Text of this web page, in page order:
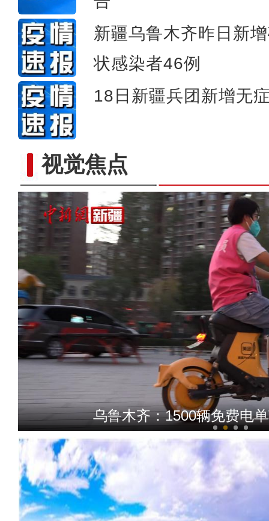
新疆乌鲁木齐昨日新
状感染者46例
18日新疆兵团新增无
视觉焦点
乌鲁木齐：1500辆免费电
新疆巩留县：树莓